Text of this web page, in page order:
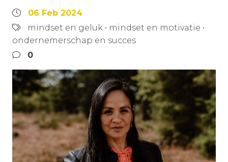
06 Feb 2024
mindset en geluk • mindset en motivatie •
ondernemerschap en succes
0